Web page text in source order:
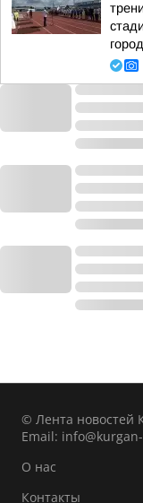
© Лента новостей
Email:
О нас
Контакты